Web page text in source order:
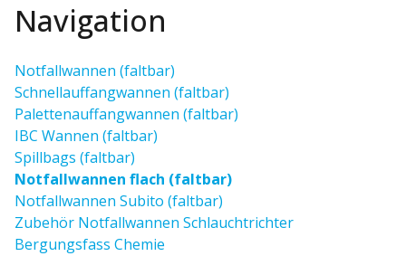
Navigation
Notfallwannen (faltbar)
Schnellauffangwannen (faltbar)
Palettenauffangwannen (faltbar)
IBC Wannen (faltbar)
Spillbags (faltbar)
Notfallwannen flach (faltbar)
Notfallwannen Subito (faltbar)
Zubehör Notfallwannen Schlauchtrichter
Bergungsfass Chemie